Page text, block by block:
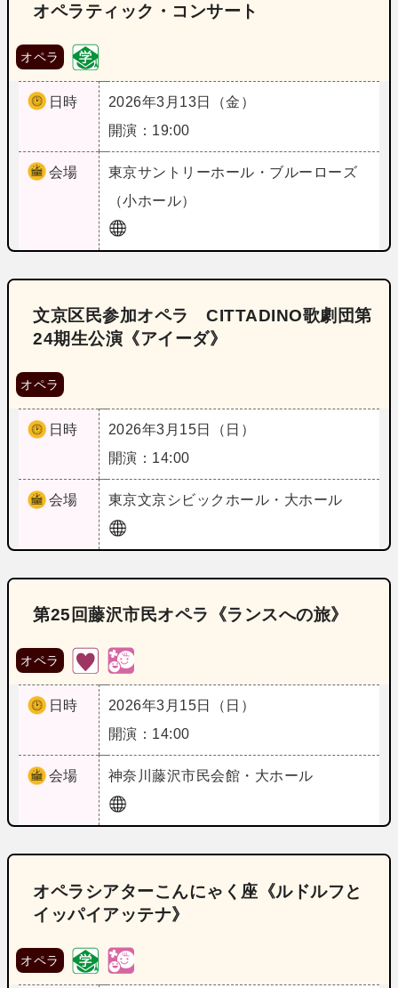
オペラティック・コンサート
オペラ
日時
2026年3月13日（金）
開演：19:00
会場 東京サントリーホール・ブルーローズ
（小ホール）
文京区民参加オペラ CITTADINO歌劇団第
24期生公演《アイーダ》
オペラ
日時
2026年3月15日（日）
開演：14:00
会場 東京文京シビックホール・大ホール
第25回藤沢市民オペラ《ランスへの旅》
オペラ
日時
2026年3月15日（日）
開演：14:00
会場 神奈川 藤沢市民会館・大ホール
オペラシアターこんにゃく座《ルドルフと
イッパイアッテナ》
オペラ